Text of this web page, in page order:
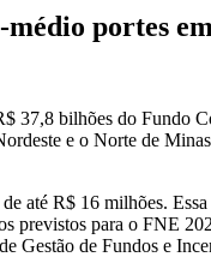
portes
37,8 bilhões do Fundo
e o Norte de
até R$ 16 milhões.
previstos para o FNE
Gestão de Fundos e